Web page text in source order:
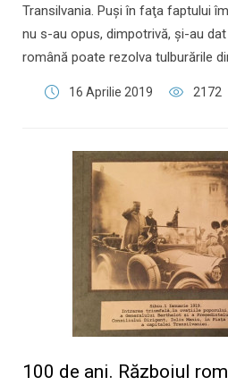
Transilvania. Puşi în faţa faptului
nu s-au opus, dimpotrivă, şi-au
română poate rezolva tulburările
16 Aprilie 2019 2172
100 de ani. Războiul